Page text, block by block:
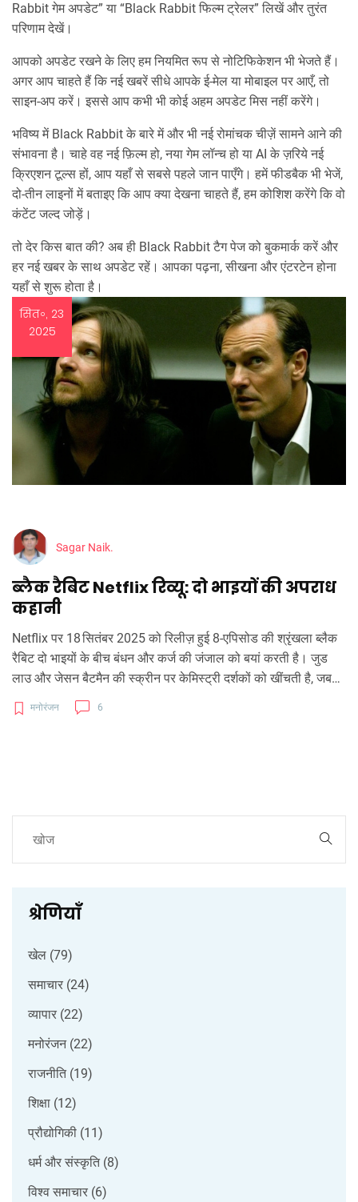
Rabbit गेम अपडेट” या “Black Rabbit फिल्म ट्रेलर” लिखें और तुरंत
परिणाम देखें।
आपको अपडेट रखने के लिए हम नियमित रूप से नोटिफिकेशन भी भेजते हैं।
अगर आप चाहते हैं कि नई खबरें सीधे आपके ई‑मेल या मोबाइल पर आएँ, तो
साइन‑अप करें। इससे आप कभी भी कोई अहम अपडेट मिस नहीं करेंगे।
भविष्य में Black Rabbit के बारे में और भी नई रोमांचक चीज़ें सामने आने की
संभावना है। चाहे वह नई फ़िल्म हो, नया गेम लॉन्च हो या AI के ज़रिये नई
क्रिएशन टूल्स हों, आप यहाँ से सबसे पहले जान पाएँगे। हमें फीडबैक भी भेजें,
दो‑तीन लाइनों में बताइए कि आप क्या देखना चाहते हैं, हम कोशिश करेंगे कि वो
कंटेंट जल्द जोड़ें।
तो देर किस बात की? अब ही Black Rabbit टैग पेज को बुकमार्क करें और
हर नई खबर के साथ अपडेट रहें। आपका पढ़ना, सीखना और एंटरटेन होना
यहाँ से शुरू होता है।
सित॰, 23
2025
Sagar Naik.
ब्लैक रैबिट Netflix रिव्यू: दो भाइयों की अपराध
कहानी
Netflix पर 18 सितंबर 2025 को रिलीज़ हुई 8‑एपिसोड की श्रृंखला ब्लैक
रैबिट दो भाइयों के बीच बंधन और कर्ज की जंजाल को बयां करती है। जुड
लाउ और जेसन बैटमैन की स्क्रीन पर केमिस्ट्री दर्शकों को खींचती है, जबकि
कहानी में फ़्लैशबैक और मल्टी‑पर्सपेक्टिव तकनीकें जोड़ती हैं। दृश्य शैली
80‑90 के दशक और वर्तमान को मिलाती है, जिससे माहौल तंग रहता है।
मनोरंजन 6
श्रेणियाँ
खेल (79)
समाचार (24)
व्यापार (22)
मनोरंजन (22)
राजनीति (19)
शिक्षा (12)
प्रौद्योगिकी (11)
धर्म और संस्कृति (8)
विश्व समाचार (6)